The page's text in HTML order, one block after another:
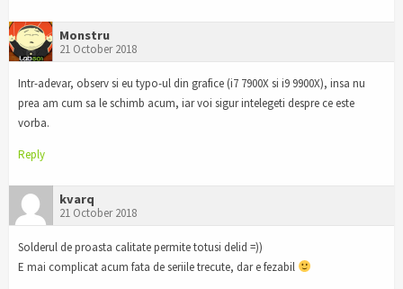
Monstru
21 October 2018
Intr-adevar, observ si eu typo-ul din grafice (i7 7900X si i9 9900X), insa nu
prea am cum sa le schimb acum, iar voi sigur intelegeti despre ce este
vorba.
Reply
kvarq
21 October 2018
Solderul de proasta calitate permite totusi delid =))
E mai complicat acum fata de seriile trecute, dar e fezabil